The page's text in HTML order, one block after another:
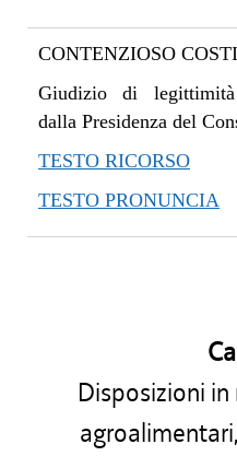
CONTENZIOSO
Giudizio di legittimità
dalla Presidenza del
TESTO RICORSO
TESTO PRONUNCIA
Disposizioni